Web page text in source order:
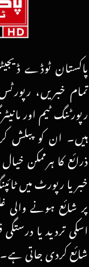
پاکستان ٹوڈے
تمام خبریں،
رپورٹنگ ٹیم اور
ہیں۔ ان کو پبلش
ذرائع کا ہرممکن
خبر یا رپورٹ میں
پر شائع ہونے
اسکی تردید یا
شائع کردی جاتی ہے۔